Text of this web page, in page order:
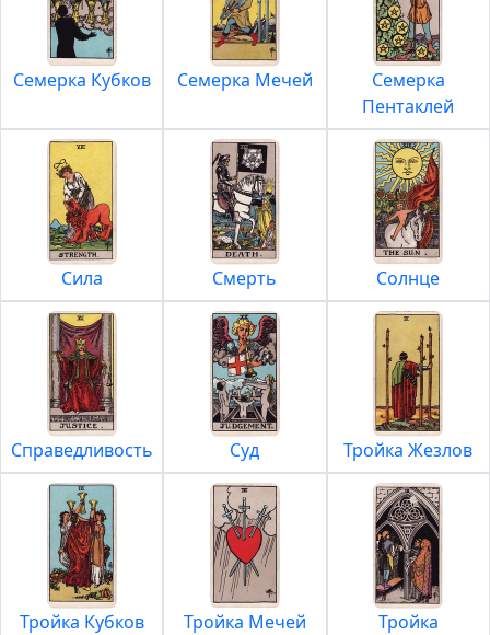
Семерка Кубков Семерка Мечей
Семерка
Пентаклей
Сила Смерть Солнце
Справедливость Суд Тройка Жезлов
Тройка Кубков Тройка Мечей
Тройка